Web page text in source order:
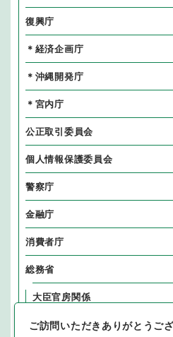
復興庁
＊経済企画庁
＊沖縄開発庁
＊宮内庁
公正取引委員会
個人情報保護委員会
警察庁
金融庁
消費者庁
総務省
大臣官房関係
政策統括官（恩給担当）関係
ご訪問いただきありがとうご